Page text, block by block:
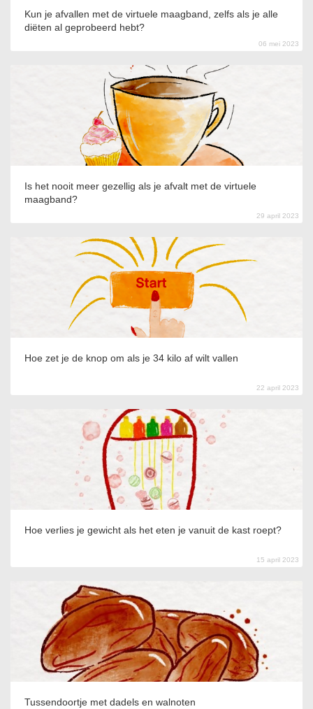
Kun je afvallen met de virtuele maagband, zelfs als je alle
diëten al geprobeerd hebt?
06 mei 2023
Is het nooit meer gezellig als je afvalt met de virtuele
maagband?
29 april 2023
Hoe zet je de knop om als je 34 kilo af wilt vallen
22 april 2023
Hoe verlies je gewicht als het eten je vanuit de kast roept?
15 april 2023
Tussendoortje met dadels en walnoten